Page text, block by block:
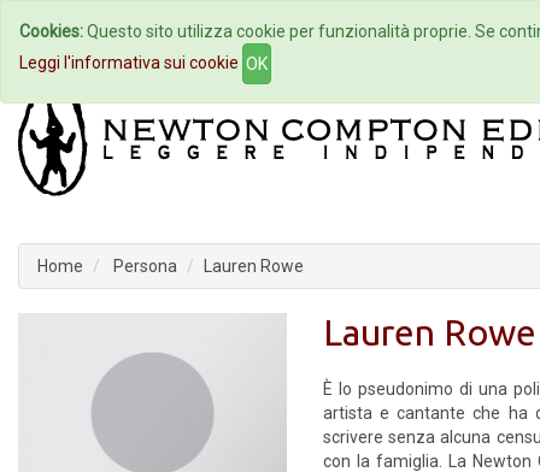
Home Autori Eventi
Home Persona Lauren Rowe
Lauren Rowe
È lo pseudonimo di una
artista e cantante che ha
scrivere senza alcuna
con la famiglia. La
Cookies:Questo sito utilizza cookie per funzionalità proprie. Se
Leggi l'informativa sui cookie OK